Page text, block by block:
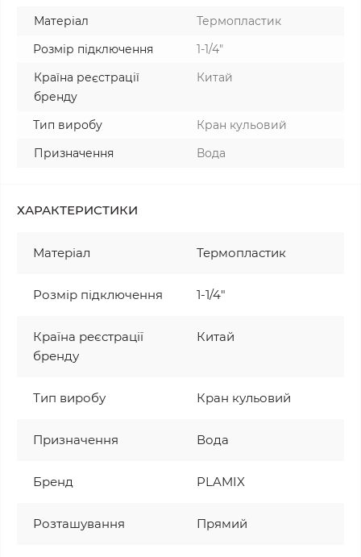
Матеріал
Термопластик
Розмір підключення
1-1/4"
Країна реєстрації
бренду
Китай
Тип виробу
Кран кульовий
Призначення
Вода
ХАРАКТЕРИСТИКИ
Матеріал Термопластик
Розмір підключення 1-1/4"
Країна реєстрації
бренду
Китай
Тип виробу Кран кульовий
Призначення Вода
Бренд PLAMIX
Розташування Прямий